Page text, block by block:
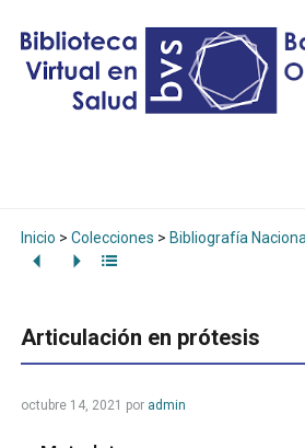
Inicio > Colecciones > Bibliografía
Articulación en prótesis
octubre 14, 2021 por admin